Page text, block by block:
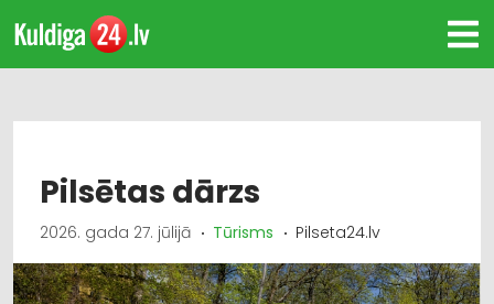
Pilsētas dārzs
2026. gada 27. jūlijā Tūrisms Pilseta24.lv